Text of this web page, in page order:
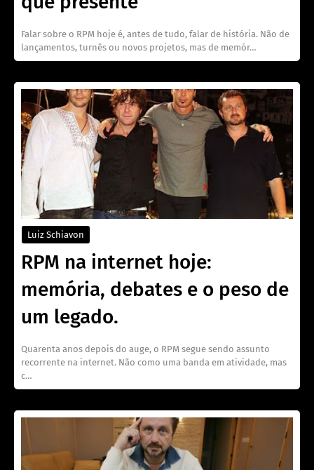
Falar sobre o RPM hoje é, antes de tudo, falar de história. Não de
lançamentos, turnês ou novos projetos, mas de memór…
Luiz Schiavon
RPM na internet hoje:
memória, debates e o peso de
um legado.
Quarenta anos depois do auge, o RPM segue sendo assunto
recorrente na internet. Não como uma banda em atividade, mas
c…